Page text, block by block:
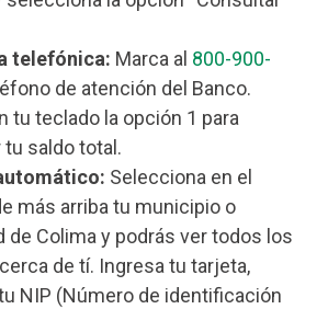
telefónica: Marca al 800-900-
de atención del Banco.
tu teclado la opción 1 para
saldo total.
Selecciona en el
más arriba tu municipio o
de Colima y podrás ver todos los
de tí. Ingresa tu tarjeta,
NIP (Número de identificación